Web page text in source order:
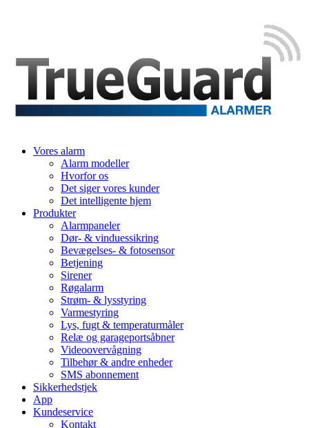
Vores alarm
Alarm modeller
Hvorfor os
Det siger vores kunder
Det intelligente hjem
Produkter
Alarmpaneler
Dør- & vinduessikring
Bevægelses- & fotosensor
Betjening
Sirener
Røgalarm
Strøm- & lysstyring
Varmestyring
Lys, fugt & temperaturmåler
Relæ og garageportsåbner
Videoovervågning
Tilbehør & andre enheder
SMS abonnement
Sikkerhedstjek
App
Kundeservice
Kontakt